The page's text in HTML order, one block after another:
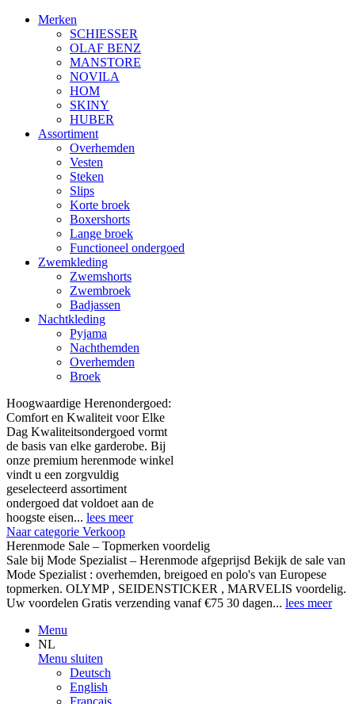
Merken
SCHIESSER
OLAF BENZ
MANSTORE
NOVILA
HOM
SKINY
HUBER
Assortiment
Overhemden
Vesten
Steken
Slips
Korte broek
Boxershorts
Lange broek
Functioneel ondergoed
Zwemkleding
Zwemshorts
Zwembroek
Badjassen
Nachtkleding
Pyjama
Nachthemden
Overhemden
Broek
Hoogwaardige Herenondergoed:
Comfort en Kwaliteit voor Elke
Dag Kwaliteitsondergoed vormt
de basis van elke garderobe. Bij
onze premium herenmode winkel
vindt u een zorgvuldig
geselecteerd assortiment
ondergoed dat voldoet aan de
hoogste eisen... lees meer
Naar categorie Verkoop
Herenmode Sale – Topmerken voordelig
Sale bij Mode Spezialist – Herenmode afgeprijsd Bekijk de sale van
Mode Spezialist : overhemden, breigoed en polo's van Europese
topmerken. OLYMP , SEIDENSTICKER , MARVELIS voordelig.
Uw voordelen Gratis verzending vanaf €75 30 dagen... lees meer
Menu
NL
Menu sluiten
Deutsch
English
Français